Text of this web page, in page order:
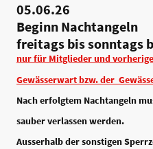
05.06.26
Beginn Nachtangeln
freitags bis sonntags
nur für Mitglieder und
Gewässerwart bzw. der
Nach erfolgtem Nachtangeln
sauber verlassen werden.
Ausserhalb der sonstigen